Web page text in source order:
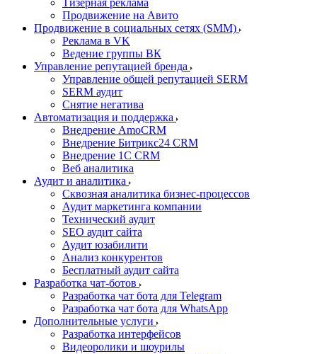
Тизерная реклама
Продвижение на Авито
Продвижение в социальных сетях (SMM)
Реклама в VK
Ведение группы ВК
Управление репутацией бренда
Управление общей репутацией SERM
SERM аудит
Снятие негатива
Автоматизация и поддержка
Внедрение AmoCRM
Внедрение Битрикс24 CRM
Внедрение 1C CRM
Веб аналитика
Аудит и аналитика
Сквозная аналитика бизнес-процессов
Аудит маркетинга компании
Технический аудит
SEO аудит сайта
Аудит юзабилити
Анализ конкурентов
Бесплатный аудит сайта
Разработка чат-ботов
Разработка чат бота для Telegram
Разработка чат бота для WhatsApp
Дополнительные услуги
Разработка интерфейсов
Видеоролики и шоурилы